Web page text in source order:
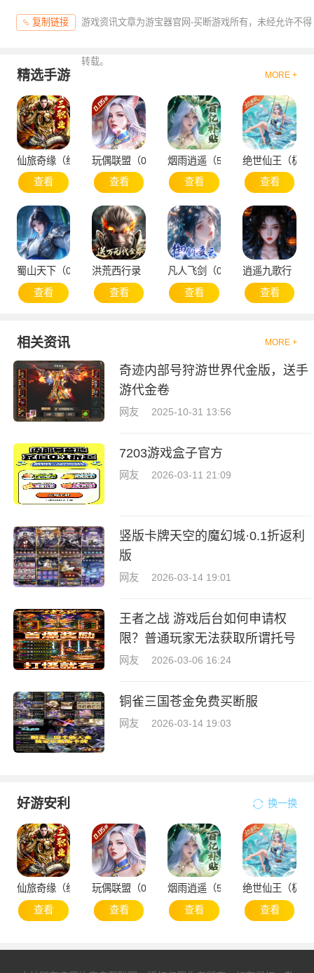
复制链接 游戏资讯文章为游宝器官网-买断游戏所有，未经允许不得
转载。
精选手游 MORE +
仙旅奇缘（经典传奇三职业）
查看
玩偶联盟（0.05折开局领SR侍神）
查看
烟雨逍遥（5折30倍返利版）
查看
绝世仙王（极速
查看
蜀山天下（0.1折免费版）
查看
洪荒西行录（0.1折万元真充高爆版）
查看
凡人飞剑（0.1折仙女管家甜蜜助
查看
逍遥九歌行（
查看
相关资讯 MORE +
奇迹内部号狩游世界代金版，送手
游代金卷
网友 2025-10-31 13:56
7203游戏盒子官方
网友 2026-03-11 21:09
竖版卡牌天空的魔幻城·0.1折返利
版
网友 2026-03-14 19:01
王者之战 游戏后台如何申请权
限？普通玩家无法获取所谓托号
网友 2026-03-06 16:24
铜雀三国苍金免费买断服
网友 2026-03-14 19:03
好游安利 换一换
仙旅奇缘（经典传奇三职业）
查看
玩偶联盟（0.05折开局领SR侍神）
查看
烟雨逍遥（5折30倍返利版）
查看
绝世仙王（极速
查看